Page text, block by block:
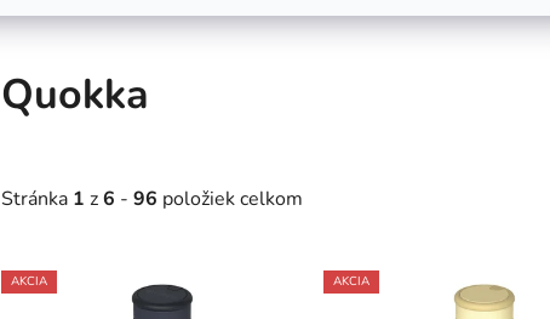
Quokka
Stránka 1 z6 - 96 položiek celkom
V
ý
AKCIA AKCIA